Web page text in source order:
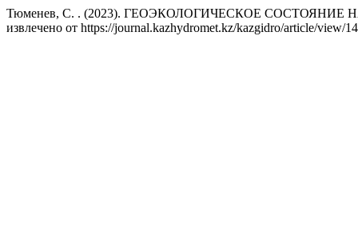
Тюменев, С. . (2023). ГЕОЭКОЛОГИЧЕСКОЕ
извлечено от https://journal.kazhydromet.kz/kazgidro/article/view/